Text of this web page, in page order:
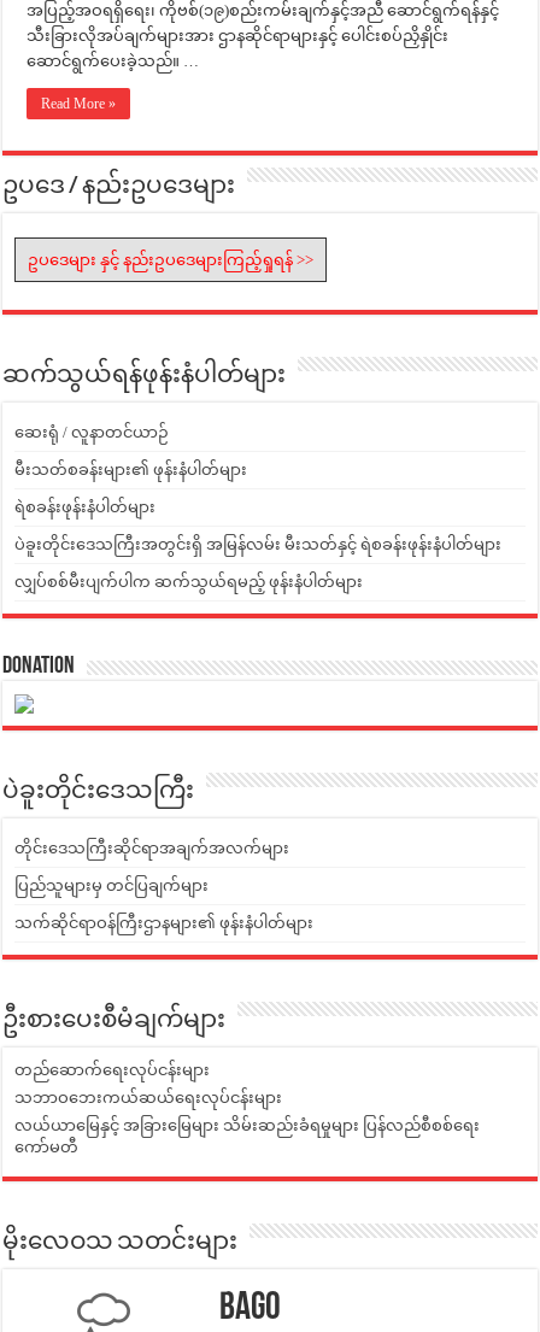
အပြည့်အဝရရှိရေး၊ ကိုဗစ်(၁၉)စည်းကမ်းချက်နှင့်အညီ ဆောင်ရွက်ရန်နှင့်
သီးခြားလိုအပ်ချက်များအား ဌာနဆိုင်ရာများနှင့် ပေါင်းစပ်ညှိနှိုင်း
ဆောင်ရွက်ပေးခဲ့သည်။ …
Read More »
ဥပဒေ / နည်းဥပဒေများ
ဥပဒေများ နှင့် နည်းဥပဒေများကြည့်ရှုရန် >>
ဆက်သွယ်ရန်ဖုန်းနံပါတ်များ
ဆေးရုံ / လူနာတင်ယာဉ်
မီးသတ်စခန်းများ၏ ဖုန်းနံပါတ်များ
ရဲစခန်းဖုန်းနံပါတ်များ
ပဲခူးတိုင်းဒေသကြီးအတွင်းရှိ အမြန်လမ်း မီးသတ်နှင့် ရဲစခန်းဖုန်းနံပါတ်များ
လျှပ်စစ်မီးပျက်ပါက ဆက်သွယ်ရမည့် ဖုန်းနံပါတ်များ
Donation
ပဲခူးတိုင်းဒေသကြီး
တိုင်းဒေသကြီးဆိုင်ရာအချက်အလက်များ
ပြည်သူများမှ တင်ပြချက်များ
သက်ဆိုင်ရာဝန်ကြီးဌာနများ၏ ဖုန်းနံပါတ်များ
ဦးစားပေးစီမံချက်များ
တည်ဆောက်ရေးလုပ်ငန်းများ
သဘာဝဘေးကယ်ဆယ်ရေးလုပ်ငန်းများ
လယ်ယာမြေနှင့် အခြားမြေများ သိမ်းဆည်းခံရမှုများ ပြန်လည်စီစစ်ရေး
ကော်မတီ
မိုးလေဝသ သတင်းများ
Bago